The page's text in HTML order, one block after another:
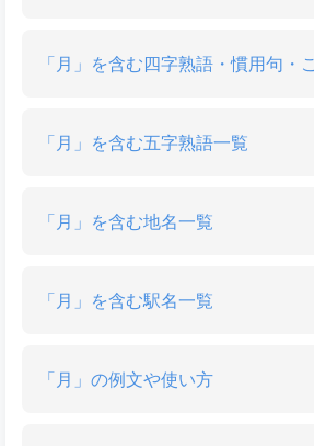
「月」を含む四字熟語・慣用句・
「月」を含む五字熟語一覧
「月」を含む地名一覧
「月」を含む駅名一覧
「月」の例文や使い方